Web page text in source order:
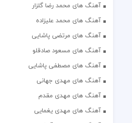
آهنگ های محمد رضا گلزار
آهنگ های محمد علیزاده
آهنگ های مرتضی پاشایی
آهنگ های مسعود صادقلو
آهنگ های مصطفی پاشایی
آهنگ های مهدی جهانی
آهنگ های مهدی مقدم
آهنگ های مهدی یغمایی